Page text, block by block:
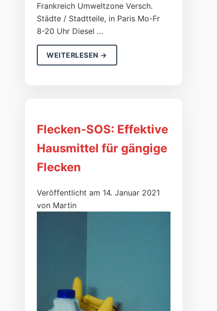
Fran­kreich Um­welt­zo­ne Versch.
Städ­te / Stadt­tei­le, in Pa­ris Mo-Fr
8-20 Uhr Die­sel …
WEITERLESEN →
Flecken-SOS: Effektive
Hausmittel für gängige
Flecken
Veröffentlicht am 14. Januar 2021
von Martin